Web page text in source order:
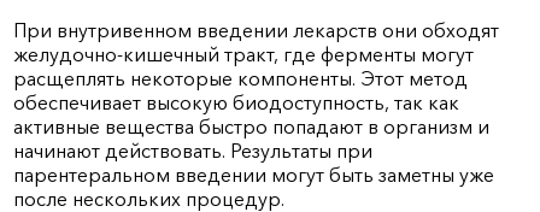
При внутривенном введении лекарств они обходят
желудочно-кишечный тракт, где ферменты могут
расщеплять некоторые компоненты. Этот метод
обеспечивает высокую биодоступность, так как
активные вещества быстро попадают в организм и
начинают действовать. Результаты при
парентеральном введении могут быть заметны уже
после нескольких процедур.